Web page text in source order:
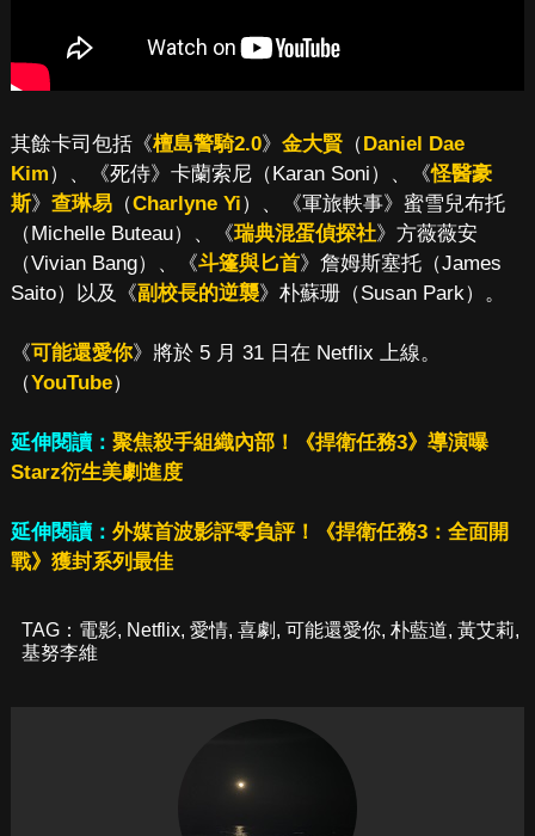
其餘卡司包括《檀島警騎2.0》 金大賢（Daniel Dae
Kim）、《死侍》卡蘭索尼（Karan Soni）、《怪醫豪
斯》 查琳易（Charlyne Yi）、《軍旅軼事》蜜雪兒布托
（Michelle Buteau）、《瑞典混蛋偵探社》方薇薇安
（Vivian Bang）、《斗篷與匕首》詹姆斯塞托（James
Saito）以及《副校長的逆襲》朴蘇珊（Susan Park）。
《可能還愛你》將於 5 月 31 日在 Netflix 上線。
（YouTube）
延伸閱讀： 聚焦殺手組織內部！《捍衛任務3》導演曝
Starz衍生美劇進度
延伸閱讀： 外媒首波影評零負評！《捍衛任務3：全面開
戰》獲封系列最佳
TAG： 電影, Netflix, 愛情, 喜劇 , 可能還愛你, 朴藍道, 黃艾莉,
基努李維